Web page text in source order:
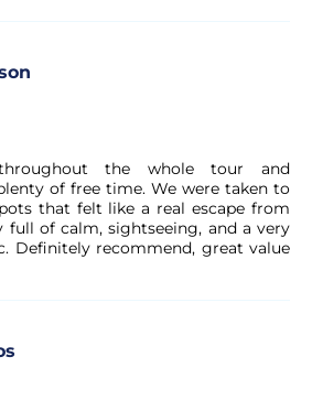
the whole tour and
of free time. We were taken to
that felt like a real escape from
full of calm, sightseeing, and a very
Definitely recommend, great value